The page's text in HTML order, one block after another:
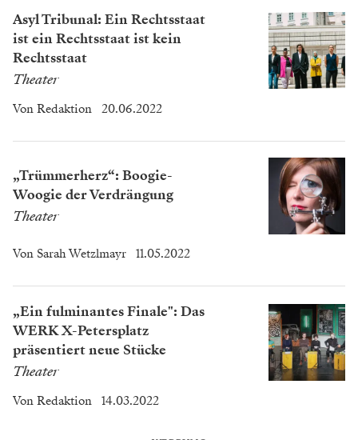
Asyl Tribunal: Ein Rechtsstaat
ist ein Rechtsstaat ist kein
Rechtsstaat
Theater
Von Redaktion 20.06.2022
„Trümmerherz“: Boogie-
Woogie der Verdrängung
Theater
Von Sarah Wetzlmayr 11.05.2022
„Ein fulminantes Finale": Das
WERK X-Petersplatz
präsentiert neue Stücke
Theater
Von Redaktion 14.03.2022